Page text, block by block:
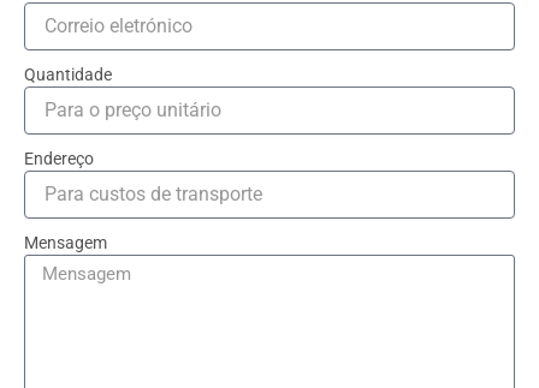
Quantidade
Endereço
Mensagem